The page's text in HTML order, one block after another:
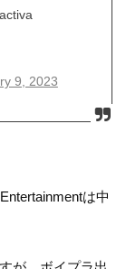
9, 2023
は中